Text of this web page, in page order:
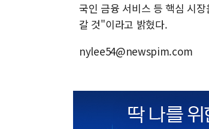
국인 금융 서비스 등 핵심 시
갈 것"이라고 밝혔다.
nylee54@newspim.com